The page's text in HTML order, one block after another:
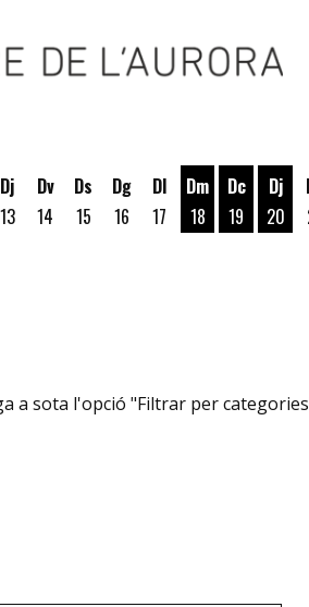
Dj
13
Dv
14
Ds
15
Dg
16
Dl
17
Dm
18
Dc
19
Dj
20
a sota l'opció "Filtrar per